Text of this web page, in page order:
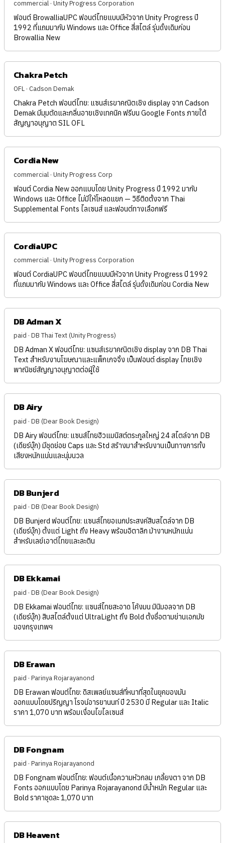
commercial · Unity Progress Corporation
ฟอนต์ BrowalliaUPC ฟอนต์ไทยแบบมีหัวจาก Unity Progress ปี
1992 ที่แถมมากับ Windows และ Office สี่สไตล์ รุ่นดั้งเดิมก่อน
Browallia New
Chakra Petch
OFL · Cadson Demak
Chakra Petch ฟอนต์ไทย: แซนส์เรขาคณิตเชิง display จาก Cadson
Demak มีมุมตัดและกลิ่นอายเชิงเทคนิค ฟรีบน Google Fonts ภายใต้
สัญญาอนุญาต SIL OFL
Cordia New
commercial · Unity Progress Corp
ฟอนต์ Cordia New ออกแบบโดย Unity Progress ปี 1992 มากับ
Windows และ Office ไม่มีให้โหลดแยก — วิธีติดตั้งจาก Thai
Supplemental Fonts ไลเซนส์ และฟอนต์ทางเลือกฟรี
CordiaUPC
commercial · Unity Progress Corporation
ฟอนต์ CordiaUPC ฟอนต์ไทยแบบมีหัวจาก Unity Progress ปี 1992
ที่แถมมากับ Windows และ Office สี่สไตล์ รุ่นดั้งเดิมก่อน Cordia New
DB Adman X
paid · DB Thai Text (Unity Progress)
DB Adman X ฟอนต์ไทย: แซนส์เรขาคณิตเชิง display จาก DB Thai
Text สำหรับงานโฆษณาและแพ็กเกจจิ้ง เป็นฟอนต์ display ไทยเชิง
พาณิชย์สัญญาอนุญาตต่อผู้ใช้
DB Airy
paid · DB (Dear Book Design)
DB Airy ฟอนต์ไทย: แซนส์ไทยฮิวแมนิสต์ตระกูลใหญ่ 24 สไตล์จาก DB
(เดียร์บุ๊ก) มีชุดย่อย Caps และ Std สร้างมาสำหรับงานเป็นทางการทั้ง
เสียงหนักแน่นและนุ่มนวล
DB Bunjerd
paid · DB (Dear Book Design)
DB Bunjerd ฟอนต์ไทย: แซนส์ไทยอเนกประสงค์สิบสไตล์จาก DB
(เดียร์บุ๊ก) ตั้งแต่ Light ถึง Heavy พร้อมอิตาลิก ม้างานหนักแน่น
สำหรับเลย์เอาต์ไทยและละติน
DB Ekkamai
paid · DB (Dear Book Design)
DB Ekkamai ฟอนต์ไทย: แซนส์ไทยสะอาด โค้งมน มินิมอลจาก DB
(เดียร์บุ๊ก) สิบสไตล์ตั้งแต่ UltraLight ถึง Bold ตั้งชื่อตามย่านเอกมัย
ของกรุงเทพฯ
DB Erawan
paid · Parinya Rojarayanond
DB Erawan ฟอนต์ไทย: ดิสเพลย์แซนส์ที่หนาที่สุดในยุคของมัน
ออกแบบโดยปริญญา โรจน์อารยานนท์ ปี 2530 มี Regular และ Italic
ราคา 1,070 บาท พร้อมเงื่อนไขไลเซนส์
DB Fongnam
paid · Parinya Rojarayanond
DB Fongnam ฟอนต์ไทย: ฟอนต์เนื้อความหัวกลม เกลี้ยงตา จาก DB
Fonts ออกแบบโดย Parinya Rojarayanond มีน้ำหนัก Regular และ
Bold ราคาชุดละ 1,070 บาท
DB Heavent